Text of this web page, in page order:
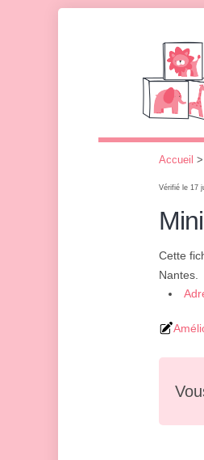
Accueil >
Vérifié le 17
Cette
Nantes.